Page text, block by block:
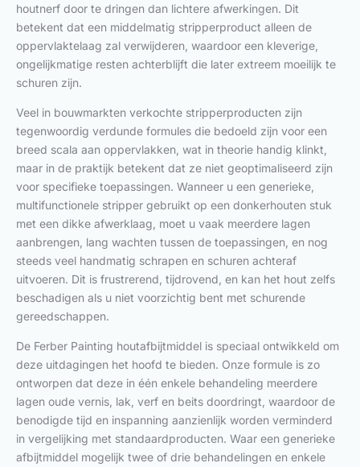
houtnerf door te dringen dan lichtere afwerkingen. Dit
betekent dat een middelmatig stripperproduct alleen de
oppervlaktelaag zal verwijderen, waardoor een kleverige,
ongelijkmatige resten achterblijft die later extreem moeilijk te
schuren zijn.
Veel in bouwmarkten verkochte stripperproducten zijn
tegenwoordig verdunde formules die bedoeld zijn voor een
breed scala aan oppervlakken, wat in theorie handig klinkt,
maar in de praktijk betekent dat ze niet geoptimaliseerd zijn
voor specifieke toepassingen. Wanneer u een generieke,
multifunctionele stripper gebruikt op een donkerhouten stuk
met een dikke afwerklaag, moet u vaak meerdere lagen
aanbrengen, lang wachten tussen de toepassingen, en nog
steeds veel handmatig schrapen en schuren achteraf
uitvoeren. Dit is frustrerend, tijdrovend, en kan het hout zelfs
beschadigen als u niet voorzichtig bent met schurende
gereedschappen.
De Ferber Painting houtafbijtmiddel is speciaal ontwikkeld om
deze uitdagingen het hoofd te bieden. Onze formule is zo
ontworpen dat deze in één enkele behandeling meerdere
lagen oude vernis, lak, verf en beits doordringt, waardoor de
benodigde tijd en inspanning aanzienlijk worden verminderd
in vergelijking met standaardproducten. Waar een generieke
afbijtmiddel mogelijk twee of drie behandelingen en enkele